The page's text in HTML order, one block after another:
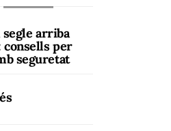
segle arriba
consells per
seguretat